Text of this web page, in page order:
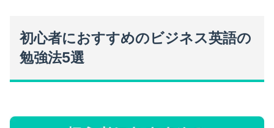
初心者におすすめのビジネス英語の
勉強法5選